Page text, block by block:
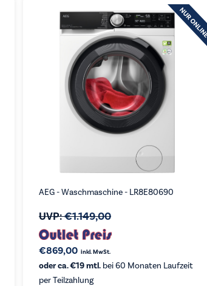
AEG - Waschmaschine - LR8E80690
UVP:€1.149,00
€869,00 inkl. MwSt.
oder ca. €19 mtl.bei 60 Monaten Laufzeit
per Teilzahlung